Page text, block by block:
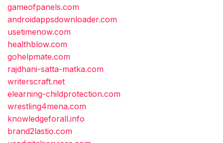
gameofpanels.com
androidappsdownloader.com
usetimenow.com
healthblow.com
gohelpmate.com
rajdhani-satta-matka.com
writerscraft.net
elearning-childprotection.com
wrestling4mena.com
knowledgeforall.info
brand2lastio.com